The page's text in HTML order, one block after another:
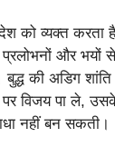
को व्यक्त करता
प्रलोभनों और
बुद्ध की अडिग
विजय पा ले,
नहीं बन सकती।